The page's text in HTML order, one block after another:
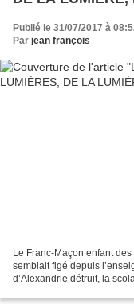
Publié le 31/07/2017 à
Par jean françois
Le Franc-Maçon enfant
semblait figé depuis
d’Alexandrie détruit, la